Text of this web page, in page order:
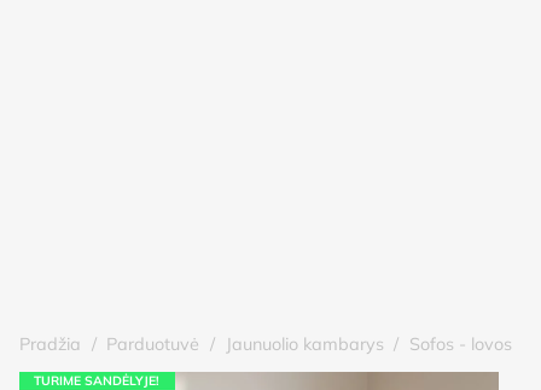
Pradžia / Parduotuvė / Jaunuolio kambarys / Sofos - lovos
TURIME SANDĖLYJE!